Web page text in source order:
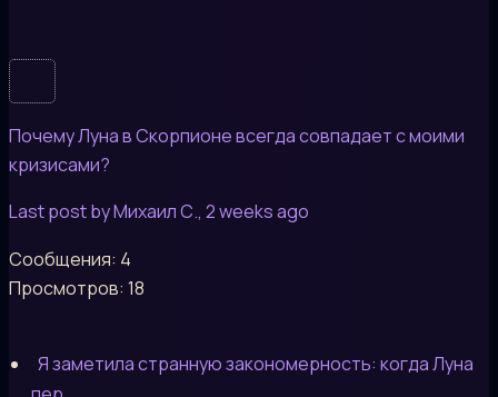
Почему Луна в Скорпионе всегда совпадает с моими
кризисами?
Last post by Михаил С., 2 weeks ago
Сообщения: 4
Просмотров: 18
Я заметила странную закономерность: когда Луна